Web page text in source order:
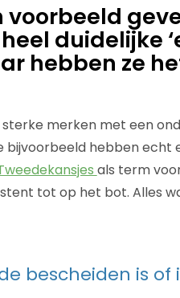
voorbeeld
duidelijke
hebben ze
sterke merken met een
bijvoorbeeld hebben echt
als term
tot op het bot. Alles
bescheiden is